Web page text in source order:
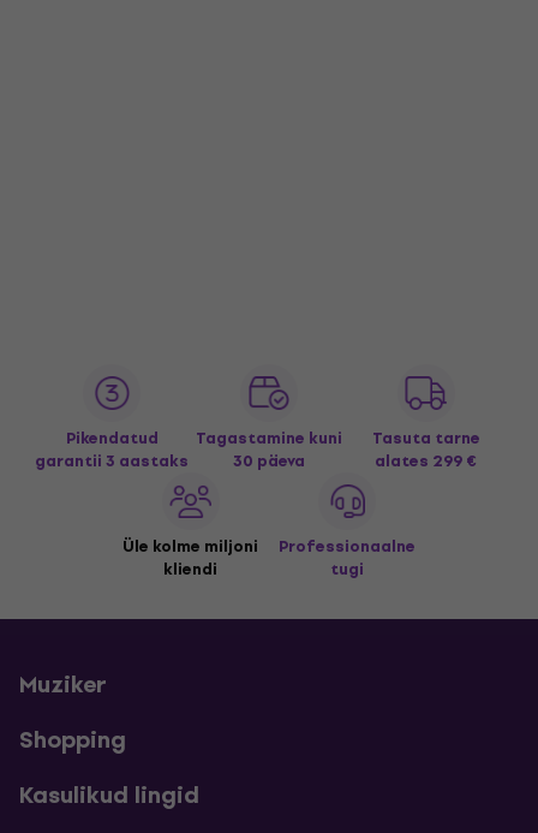
Pikendatud
garantii 3 aastaks
Tagastamine kuni
30 päeva
Tasuta tarne
alates 299 €
Üle kolme miljoni
kliendi
Professionaalne
tugi
Muziker
Shopping
Kasulikud lingid